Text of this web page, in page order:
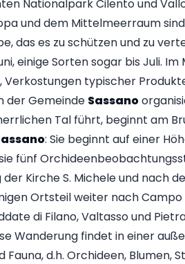
Nationalpark Cilento und
und dem Mittelmeerraum sind
das es zu schützen und zu
einige Sorten sogar bis Juli.
Verkostungen typischer
der Gemeinde Sassano
Tal führt, beginnt am
: Sie beginnt auf einer
fünf
Kirche S. Michele und nach
Ortsteil weiter nach
di Filano, Valtasso und
Wanderung findet in einer
d.h. Orchideen, Blumen,